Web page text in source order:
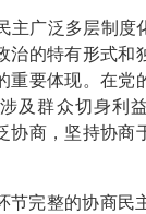
主广泛多层制度
治的特有形式和
重要体现。在党
及群众切身利
协商，坚持协商
节完整的协商民